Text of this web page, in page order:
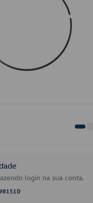
login na sua conta.